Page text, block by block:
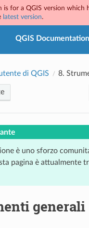
is for a QGIS version which
latest version.
QGIS Documentation
di QGIS 8.
è uno sforzo
pagina è attualmente
generali